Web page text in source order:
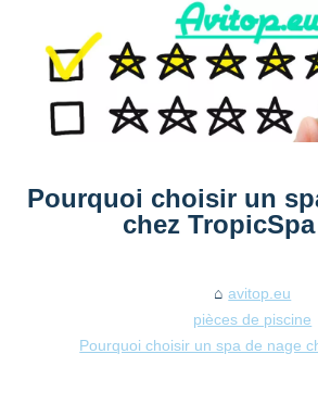
Pourquoi choisir un
chez
avitop.eu
pièces de piscine
Pourquoi choisir un spa de nage